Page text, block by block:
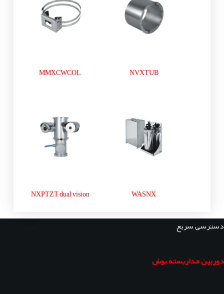
NVXTUB
MMXCWCOL
WASNX
NXPTZT dual vision
دسترسی سریع
دوربین مداربسته بوش